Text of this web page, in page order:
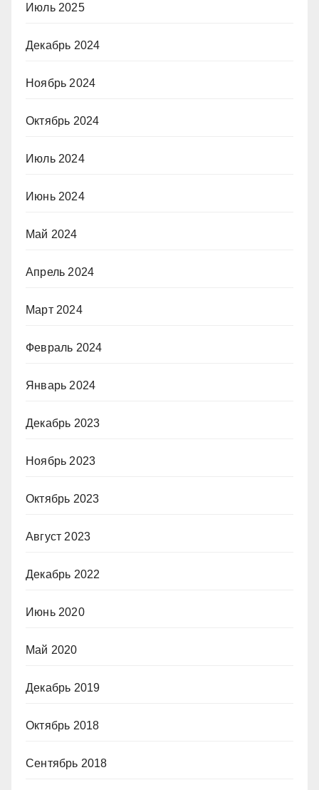
Июль 2025
Декабрь 2024
Ноябрь 2024
Октябрь 2024
Июль 2024
Июнь 2024
Май 2024
Апрель 2024
Март 2024
Февраль 2024
Январь 2024
Декабрь 2023
Ноябрь 2023
Октябрь 2023
Август 2023
Декабрь 2022
Июнь 2020
Май 2020
Декабрь 2019
Октябрь 2018
Сентябрь 2018